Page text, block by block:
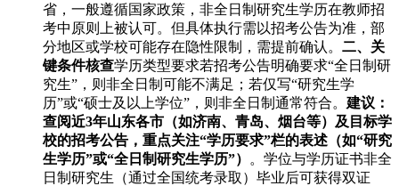
省，一般遵循国家政策，非全日制研究生学历在教师招
考中原则上被认可。但具体执行需以招考公告为准，部
分地区或学校可能存在隐性限制，需提前确认。 二、关
键条件核查学历类型要求若招考公告明确要求“全日制研
究生”，则非全日制可能不满足；若仅写“研究生学
历”或“硕士及以上学位”，则非全日制通常符合。 建议：
查阅近3年山东各市（如济南、青岛、烟台等）及目标学
校的招考公告，重点关注“学历要求”栏的表述（如“研究
生学历”或“全日制研究生学历”）
。学位与学历证书非全
日制研究生（通过全国统考录取）毕业后可获得双证